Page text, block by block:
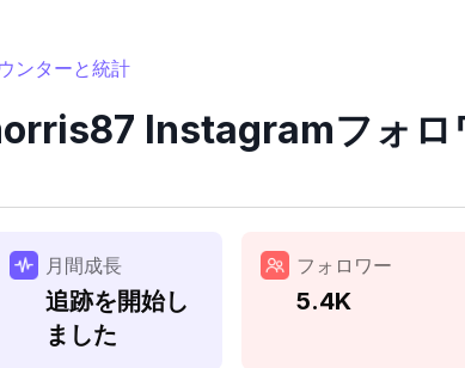
ンターと統計
Instagramフォロ
月間成長
追跡を開始し
ました
フォロワー
5.4K